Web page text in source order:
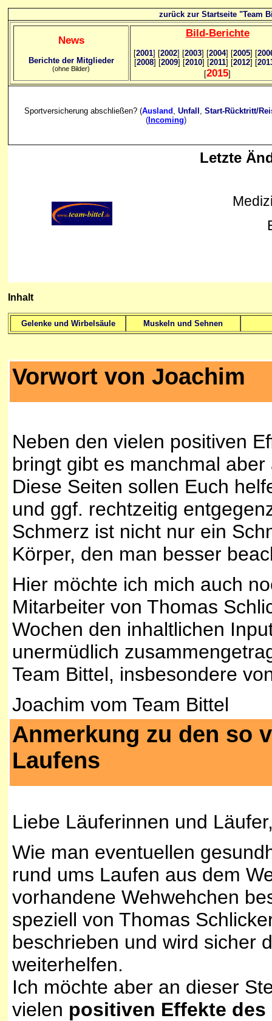
zurück zur Startseite "Team
News
Berichte der Mitglieder
(ohne Bilder)
Bild-Berichte
[2001] [2002] [2003] [2004] [2005] [
[2008] [2009] [2010] [2011] [2012] [
[2015]
Sportversicherung abschließen? (Ausland , Unfall , Start-Rücktritt/
( Incoming)
Letzte
Inhalt
Gelenke und Wirbelsäule Muskeln und Sehnen
Vorwort von Joachim
Neben den vielen positiven
bringt gibt es manchmal
Diese Seiten sollen Euch
und ggf. rechtzeitig
Schmerz ist nicht nur ein
Körper, den man besser
Hier möchte ich mich auch
Mitarbeiter von Thomas
Wochen den inhaltlichen
unermüdlich
Team Bittel, insbesondere
Joachim vom Team Bittel
Anmerkung zu den so
Laufens
Liebe Läuferinnen und
Wie man eventuellen
rund ums Laufen aus dem
vorhandene Wehwehchen
speziell von Thomas
beschrieben und wird sicher
weiterhelfen.
Ich möchte aber an dieser
vielen positiven Effekte des